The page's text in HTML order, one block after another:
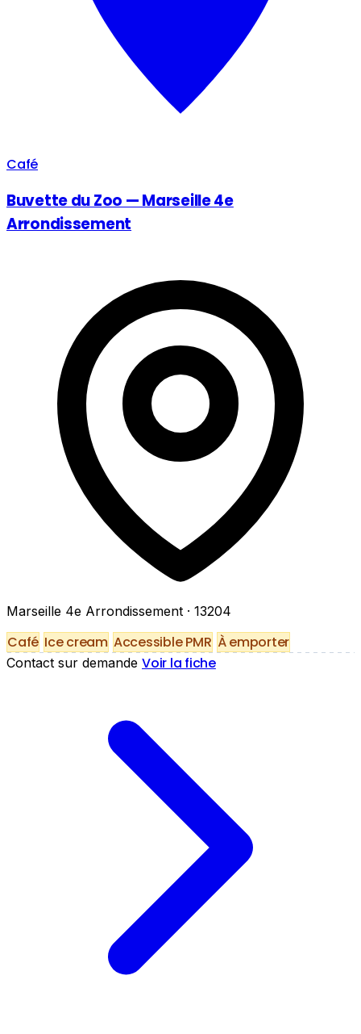
Café
Buvette du Zoo — Marseille 4e
Arrondissement
Marseille 4e Arrondissement · 13204
Café Ice cream Accessible PMR À emporter
Contact sur demande Voir la fiche